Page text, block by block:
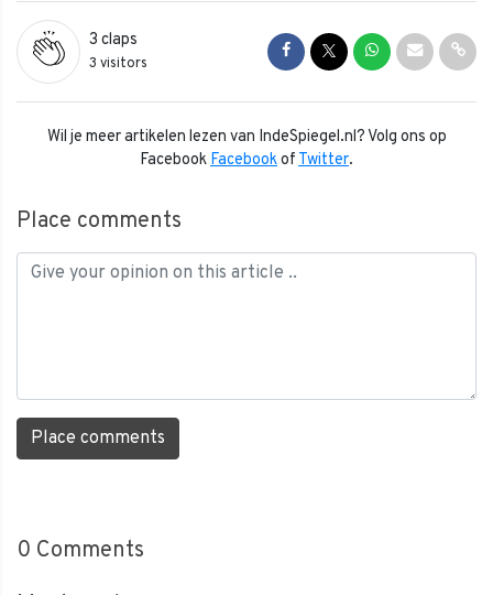
3 claps
3 visitors
Share on Facebook
Share on Twitter
Share onShare via
Wil je meer artikelen lezen van IndeSpiegel.nl? Volg ons op
FacebookFacebookofTwitter.
Place comments
Place comments
0 Comments